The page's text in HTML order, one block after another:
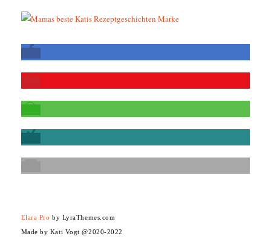
Elara Pro by LyraThemes.com
Made by Kati Vogt @2020-2022